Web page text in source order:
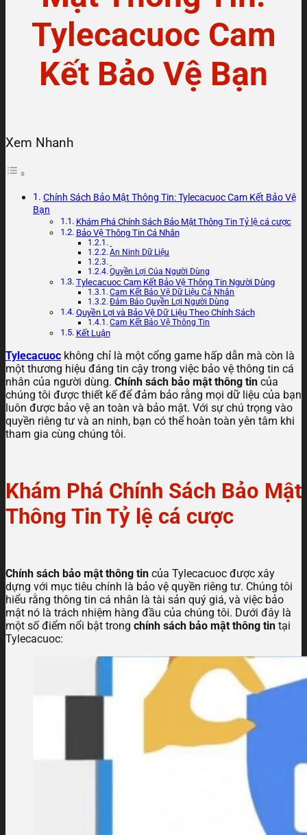
Tylecacuoc Cam
Kết Bảo Vệ Bạn
Xem Nhanh
Chính Sách Bảo Mật Thông Tin: Tylecacuoc Cam Kết Bảo Vệ
Bạn
Khám Phá Chính Sách Bảo Mật Thông Tin Tỷ lệ cá cược
Bảo Vệ Thông Tin Cá Nhân
An Ninh Dữ Liệu
Quyền Lợi Của Người Dùng
Tylecacuoc Cam Kết Bảo Vệ Thông Tin Người Dùng
Cam Kết Bảo Vệ Dữ Liệu Cá Nhân
Đảm Bảo Quyền Lợi Người Dùng
Quyền Lợi và Bảo Vệ Dữ Liệu Theo Chính Sách
Cam Kết Bảo Vệ Thông Tin
Kết Luận
Tylecacuoc không chỉ là một cổng game hấp dẫn mà còn là
một thương hiệu đáng tin cậy trong việc bảo vệ thông tin cá
nhân của người dùng. Chính sách bảo mật thông tin của
chúng tôi được thiết kế để đảm bảo rằng mọi dữ liệu của bạn
luôn được bảo vệ an toàn và bảo mật. Với sự chú trọng vào
quyền riêng tư và an ninh, bạn có thể hoàn toàn yên tâm khi
tham gia cùng chúng tôi.
Khám Phá Chính Sách Bảo Mật
Thông Tin Tỷ lệ cá cược
Chính sách bảo mật thông tin của Tylecacuoc được xây
dựng với mục tiêu chính là bảo vệ quyền riêng tư. Chúng tôi
hiểu rằng thông tin cá nhân là tài sản quý giá, và việc bảo
mật nó là trách nhiệm hàng đầu của chúng tôi. Dưới đây là
một số điểm nổi bật trong chính sách bảo mật thông tin tại
Tylecacuoc: